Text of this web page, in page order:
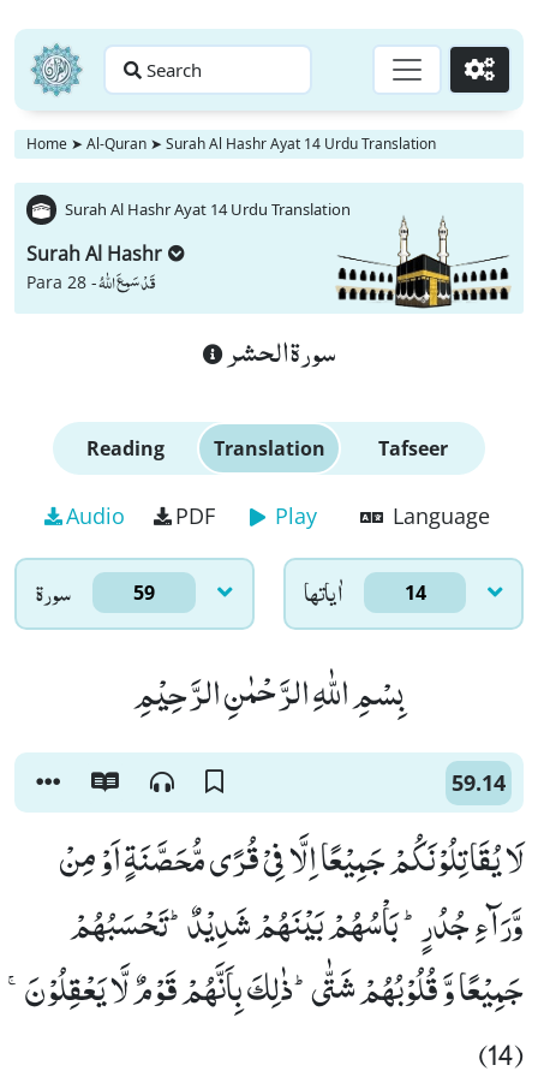
Search Go
Home ➤ Al-Quran ➤ Surah Al Hashr Ayat 14 Urdu Translation
Surah Al Hashr Ayat 14 Urdu Translation
Surah Al Hashr
Para 28 -قَدْ سَمِعَ اللّٰهُ
سورة الحشر
Reading Translation Tafseer
Audio PDF Play Language
سورۃ 59 اٰياتها 14
بِسْمِ اللّٰهِ الرَّحْمٰنِ الرَّحِیْمِ
59.14
لَا یُقَاتِلُوْنَكُمْ جَمِیْعًا اِلَّا فِیْ قُرًى مُّحَصَّنَةٍ اَوْ مِنْ
وَّرَآءِ جُدُرٍؕ- بَاْسُهُمْ بَیْنَهُمْ شَدِیْدٌؕ-تَحْسَبُهُمْ
جَمِیْعًا وَّ قُلُوْبُهُمْ شَتّٰىؕ-ذٰلِكَ بِاَنَّهُمْ قَوْمٌ لَّا یَعْقِلُوْنَۚ
(14)